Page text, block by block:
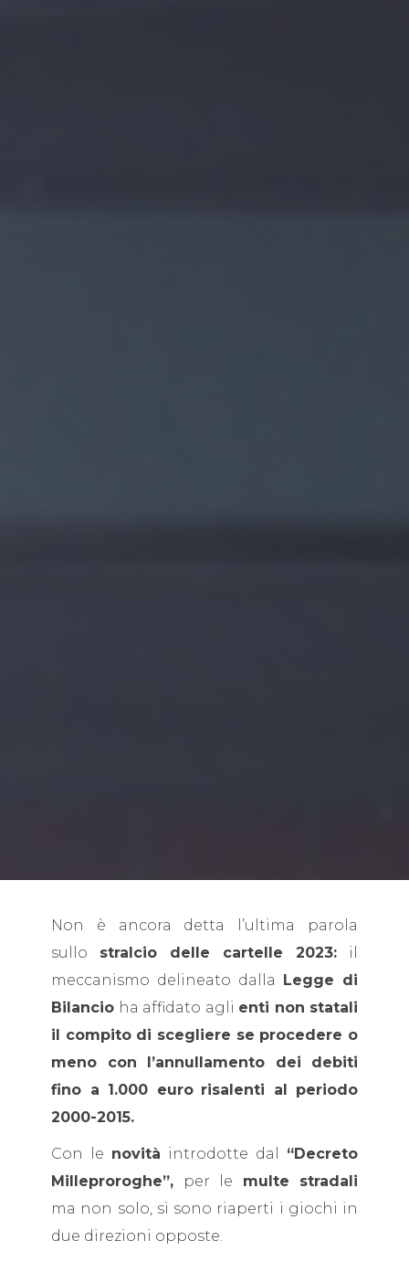
Non è ancora detta l’ultima parola
sullo stralcio delle cartelle 2023: il
meccanismo delineato dalla Legge di
Bilancio ha affidato agli enti non statali
il compito di scegliere se procedere o
meno con l’annullamento dei debiti
fino a 1.000 euro risalenti al periodo
2000-2015.
Con le novità introdotte dal “Decreto
Milleproroghe”, per le multe stradali
ma non solo, si sono riaperti i giochi in
due direzioni opposte.